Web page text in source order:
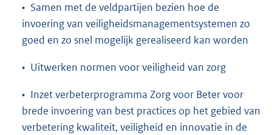
• Samen met de veldpartijen bezien hoe de
invoering van veiligheidsmanagementsystemen zo
goed en zo snel mogelijk gerealiseerd kan worden
• Uitwerken normen voor veiligheid van zorg
• Inzet verbeterprogramma Zorg voor Beter voor
brede invoering van best practices op het gebied van
verbetering kwaliteit, veiligheid en innovatie in de